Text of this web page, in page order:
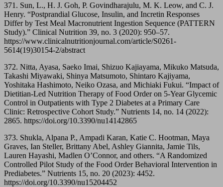
371. Sun, L., H. J. Goh, P. Govindharajulu, M. K. Leow, and C. J.
Henry. “Postprandial Glucose, Insulin, and Incretin Responses
Differ by Test Meal Macronutrient Ingestion Sequence (PATTERN
Study).” Clinical Nutrition 39, no. 3 (2020): 950–57.
https://www.clinicalnutritionjournal.com/article/S0261-
5614(19)30154-2/abstract
372. Nitta, Ayasa, Saeko Imai, Shizuo Kajiayama, Mikuko Matsuda,
Takashi Miyawaki, Shinya Matsumoto, Shintaro Kajiyama,
Yoshitaka Hashimoto, Neiko Ozasa, and Michiaki Fukui. “Impact of
Dietitian-Led Nutrition Therapy of Food Order on 5-Year Glycemic
Control in Outpatients with Type 2 Diabetes at a Primary Care
Clinic: Retrospective Cohort Study.” Nutrients 14, no. 14 (2022):
2865. https://doi.org/10.3390/nu14142865
373. Shukla, Alpana P., Ampadi Karan, Katie C. Hootman, Maya
Graves, Ian Steller, Brittany Abel, Ashley Giannita, Jamie Tils,
Lauren Hayashi, Madlen O’Connor, and others. “A Randomized
Controlled Pilot Study of the Food Order Behavioral Intervention in
Prediabetes.” Nutrients 15, no. 20 (2023): 4452.
https://doi.org/10.3390/nu15204452